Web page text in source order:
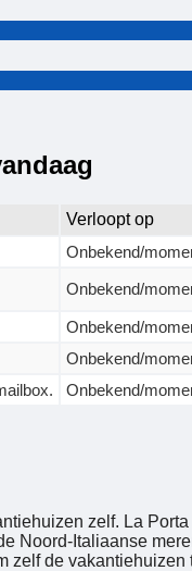
Verloopt op
Onbekend/
Onbekend/
Onbekend/
Onbekend/
Onbekend/
zelf. La
Noord-Italiaanse
de